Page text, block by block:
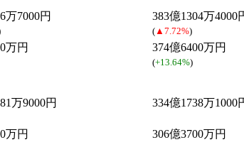
万7000円 383億1304万4000
(▲7.72%)
万円 374億6400万円
(+13.64%)
万9000円 334億1738万1000
万円 306億3700万円